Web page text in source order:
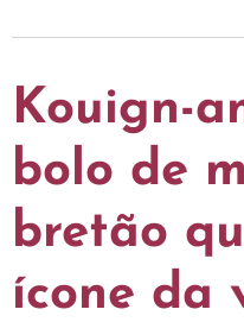
Kouign-
bolo de
bretão
ícone da